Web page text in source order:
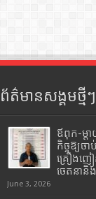
ព័ត៌មានសង្គមថ្មី
ឪពុក-ម្ដ
កិច្ចឱ្យច
គ្រឿងញ
ចេតនានិ
June 3, 2026